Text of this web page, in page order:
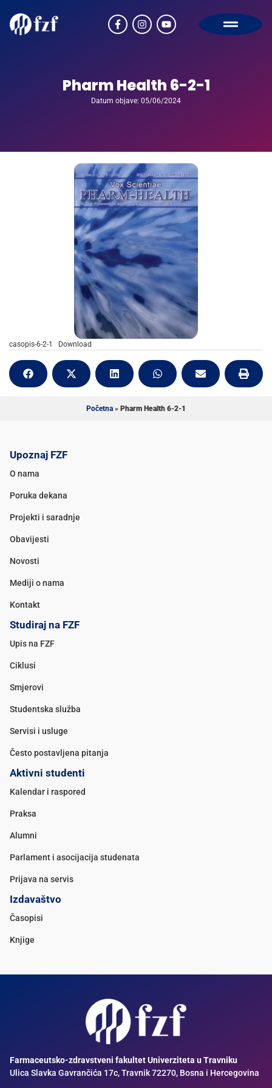
Pharm Health 6-2-1
Datum objave: 05/06/2024
casopis-6-2-1 Download
Početna » Pharm Health 6-2-1
Upoznaj FZF
O nama
Poruka dekana
Projekti i saradnje
Obavijesti
Novosti
Mediji o nama
Kontakt
Studiraj na FZF
Upis na FZF
Ciklusi
Smjerovi
Studentska služba
Servisi i usluge
Često postavljena pitanja
Aktivni studenti
Kalendar i raspored
Praksa
Alumni
Parlament i asocijacija studenata
Prijava na servis
Izdavaštvo
Časopisi
Knjige
Farmaceutsko-zdravstveni fakultet Univerziteta u Travniku
Ulica Slavka Gavrančića 17c, Travnik 72270, Bosna i Hercegovina